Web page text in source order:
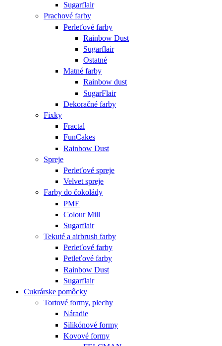
Sugarflair
Prachové farby
Perleťové farby
Rainbow Dust
Sugarflair
Ostatné
Matné farby
Rainbow dust
SugarFlair
Dekoračné farby
Fixky
Fractal
FunCakes
Rainbow Dust
Spreje
Perleťové spreje
Velvet spreje
Farby do čokolády
PME
Colour Mill
Sugarflair
Tekuté a airbrush farby
Perleťové farby
Petleťové farby
Rainbow Dust
Sugarflair
Cukrárske pomôcky
Tortové formy, plechy
Náradie
Silikónové formy
Kovové formy